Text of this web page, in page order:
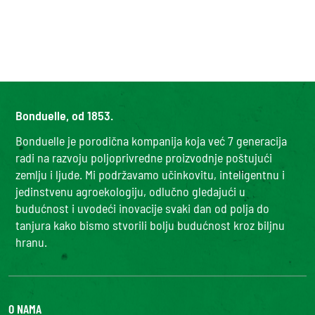
Bonduelle, od 1853.
Bonduelle je porodična kompanija koja već 7 generacija
radi na razvoju poljoprivredne proizvodnje poštujući
zemlju i ljude. Mi podržavamo učinkovitu, inteligentnu i
jedinstvenu agroekologiju, odlučno gledajući u
budućnost i uvodeći inovacije svaki dan od polja do
tanjura kako bismo stvorili bolju budućnost kroz biljnu
hranu.
O NAMA